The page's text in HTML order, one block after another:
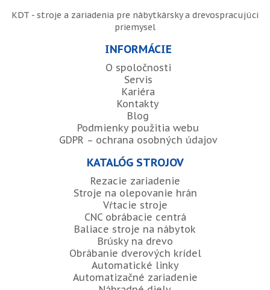
KDT - stroje a zariadenia pre nábytkársky a drevospracujúci
priemysel
INFORMÁCIE
O spoločnosti
Servis
Kariéra
Kontakty
Blog
Podmienky použitia webu
GDPR – ochrana osobných údajov
KATALÓG STROJOV
Rezacie zariadenie
Stroje na olepovanie hrán
Vŕtacie stroje
CNC obrábacie centrá
Baliace stroje na nábytok
Brúsky na drevo
Obrábanie dverových krídel
Automatické linky
Automatizačné zariadenie